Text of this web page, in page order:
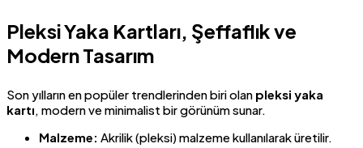
Pleksi Yaka Kartları, Şeffaflık ve
Modern Tasarım
Son yılların en popüler trendlerinden biri olan pleksi yaka
kartı , modern ve minimalist bir görünüm sunar.
Malzeme: Akrilik (pleksi) malzeme kullanılarak üretilir.